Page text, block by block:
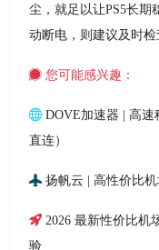
尘，就足以让PS5长期
动断电，则建议及时检
您可能感兴趣：
DOVE加速器 | 高
直连）
扬帆云 | 高性价比机
2026 最新性价比机
验